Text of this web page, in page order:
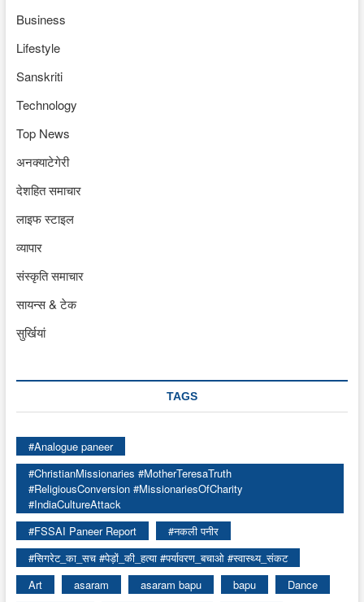
Business
Lifestyle
Sanskriti
Technology
Top News
अनक्याटेगेरी
देशहित समाचार
लाइफ स्टाइल
व्यापार
संस्कृति समाचार
सायन्स & टेक
सुर्खियां
TAGS
#Analogue paneer
#ChristianMissionaries #MotherTeresaTruth
#ReligiousConversion #MissionariesOfCharity
#IndiaCultureAttack
#FSSAI Paneer Report
#नकली पनीर
#सिगरेट_का_सच #पेड़ों_की_हत्या #पर्यावरण_बचाओ #स्वास्थ्य_संकट
Art
asaram asaram bapu bapu
Dance